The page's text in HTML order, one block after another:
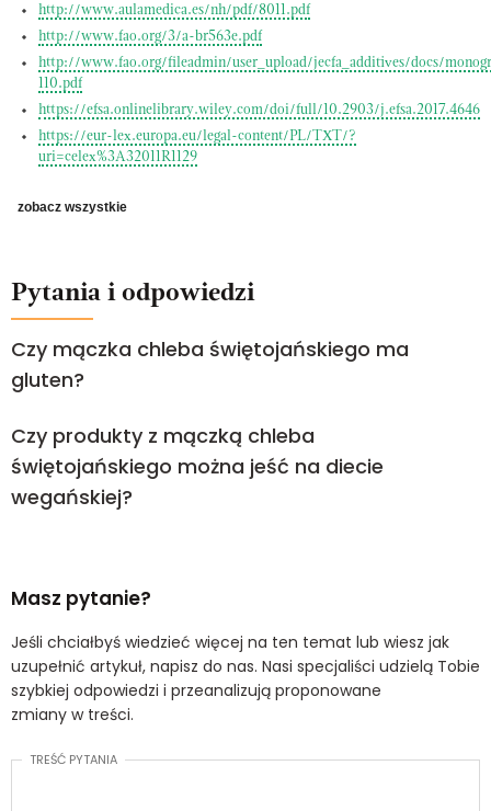
http://www.aulamedica.es/nh/pdf/8011.pdf
http://www.fao.org/3/a-br563e.pdf
http://www.fao.org/fileadmin/user_upload/jecfa_additives/docs/
110.pdf
https://efsa.onlinelibrary.wiley.com/doi/full/10.2903/j.efsa.2017.4646
https://eur-lex.europa.eu/legal-content/PL/TXT/?
uri=celex%3A32011R1129
zobacz wszystkie
Pytania i odpowiedzi
Czy mączka chleba świętojańskiego ma
gluten?
Czy produkty z mączką chleba
świętojańskiego można jeść na diecie
wegańskiej?
Masz pytanie?
Jeśli chciałbyś wiedzieć więcej na ten temat lub wiesz jak
uzupełnić artykuł, napisz do nas. Nasi specjaliści udzielą Tobie
szybkiej odpowiedzi i przeanalizują proponowane
zmiany w treści.
TREŚĆ PYTANIA